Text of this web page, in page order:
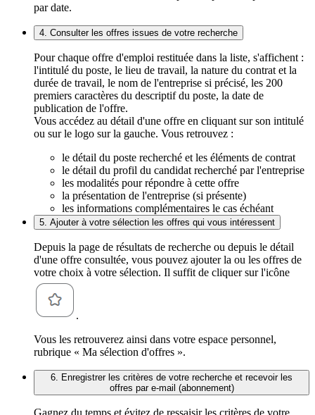
par date.
4. Consulter les offres issues de votre recherche
Pour chaque offre d'emploi restituée dans la liste, s'affichent :
l'intitulé du poste, le lieu de travail, la nature du contrat et la
durée de travail, le nom de l'entreprise si précisé, les 200
premiers caractères du descriptif du poste, la date de
publication de l'offre.
Vous accédez au détail d'une offre en cliquant sur son intitulé
ou sur le logo sur la gauche. Vous retrouvez :
le détail du poste recherché et les éléments de contrat
le détail du profil du candidat recherché par l'entreprise
les modalités pour répondre à cette offre
la présentation de l'entreprise (si présente)
les informations complémentaires le cas échéant
5. Ajouter à votre sélection les offres qui vous intéressent
Depuis la page de résultats de recherche ou depuis le détail
d'une offre consultée, vous pouvez ajouter la ou les offres de
votre choix à votre sélection. Il suffit de cliquer sur l'icône
.
Vous les retrouverez ainsi dans votre espace personnel,
rubrique « Ma sélection d'offres ».
6. Enregistrer les critères de votre recherche et recevoir les
offres par e-mail (abonnement)
Gagnez du temps et évitez de ressaisir les critères de votre